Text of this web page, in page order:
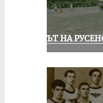
ВЕКЪТ НА